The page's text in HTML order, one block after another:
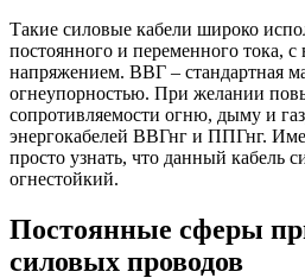
Такие силовые кабели широко
постоянного и переменного тока,
напряжением. ВВГ – стандартная
огнеупорностью. При желании
сопротивляемости огню, дыму и
энергокабелей ВВГнг и ППГнг.
просто узнать, что данный кабель
огнестойкий.
Постоянные сферы
силовых проводов